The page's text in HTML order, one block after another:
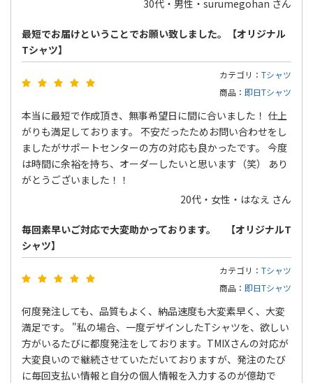
30代・男性・surumegohan さん
最短でお届けということでお願い致しました。【オリジナル
Tシャツ】
カテゴリ： Tシャツ
商品： 即日Tシャツ
本当に最短で作成頂き、無事希望日に間に合いました！ 仕上
がりも満足しております。 不安だったためお問い合わせをし
ましたがサポートセンターの方の対応も良かったです。 今度
は時間に余裕を持ち、オーダーしたいと思います（笑） あり
がとうございました！！
20代・女性・はなえ さん
毎回素早いご対応で大変助かっております。 【オリジナルT
シャツ】
カテゴリ： Tシャツ
商品： 即日Tシャツ
何度発注しても、品質もよく、納品速度も大変素早く、大変
満足です。 "私の場合、一度デザインしたTシャツを、欲しい
方がいるたびに都度発注をしております。TMIXさんの対応が
大変良いので継続させていただいておりますが、発注のたび
に毎回支払い情報と自分の個人情報を入力するのが億劫で